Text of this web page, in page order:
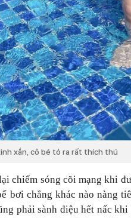
xắn, cô bé tỏ ra rất thích thú
chiếm sóng cõi mạng khi
bơi chẳng khác nào nàng
phải sành điệu hết nấc